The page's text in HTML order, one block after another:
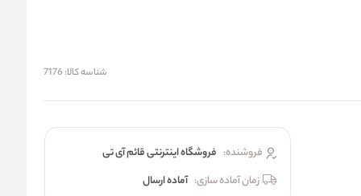
شناسه کالا: 7176
فروشنده: فروشگاه اینترنتی قائم آی تی
زمان آماده سازی: آماده ارسال